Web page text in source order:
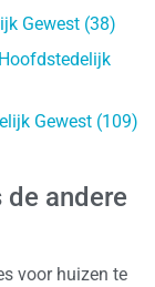
Gewest (38)
Gewest (109)
de andere
voor huizen te